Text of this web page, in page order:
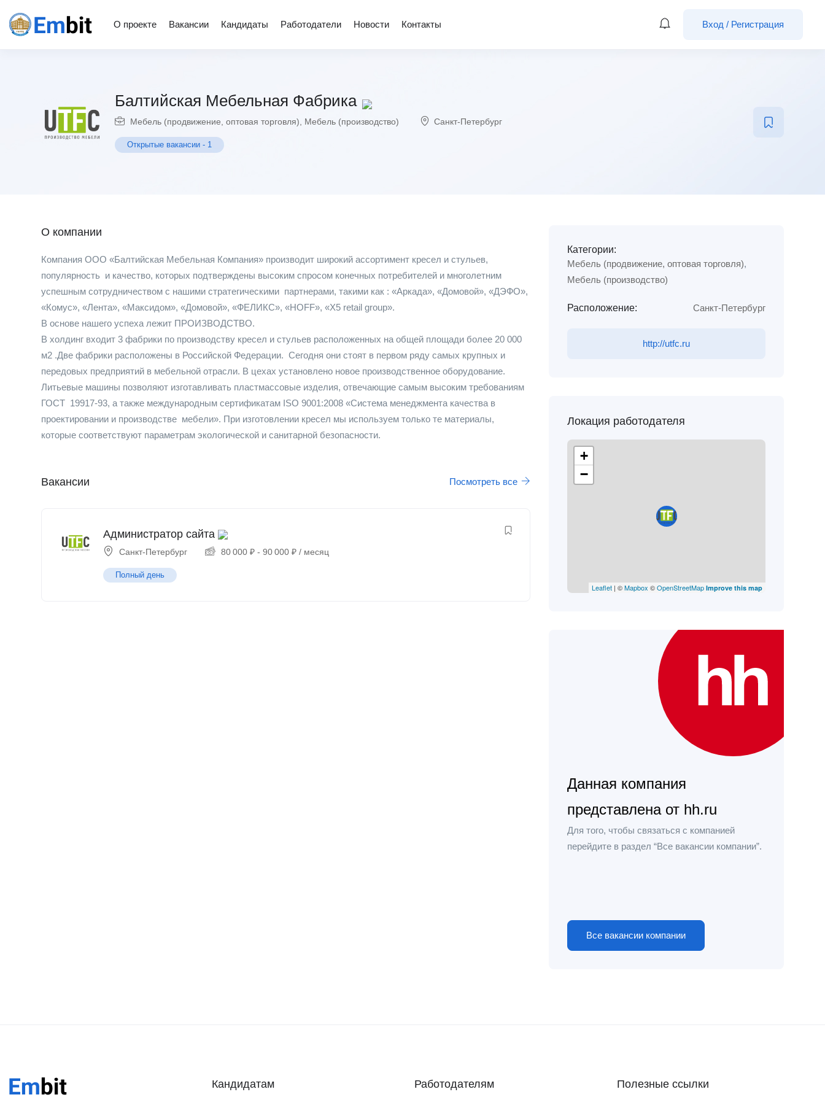
О проекте Вакансии Кандидаты Работодатели Новости Контакты Вход / Регистрация
Балтийская Мебельная Фабрика
Мебель (продвижение, оптовая торговля) Мебель (производство) Санкт-Петербург
Открытые вакансии - 1
О компании
Компания ООО «Балтийская Мебельная Компания» производит широкий ассортимент кресел и стульев,
популярность и качество, которых подтверждены высоким спросом конечных потребителей и многолетним
успешным сотрудничеством с нашими стратегическими партнерами, такими как : «Аркада», «Домовой», «ДЭФО»,
«Комус», «Лента», «Максидом», «Домовой», «ФЕЛИКС», «HOFF», «Х5 retail group».
В основе нашего успеха лежит ПРОИЗВОДСТВО.
В холдинг входит 3 фабрики по производству кресел и стульев расположенных на общей площади более 20 000
м2 .Две фабрики расположены в Российской Федерации. Сегодня они стоят в первом ряду самых крупных и
передовых предприятий в мебельной отрасли. В цехах установлено новое производственное оборудование.
Литьевые машины позволяют изготавливать пластмассовые изделия, отвечающие самым высоким требованиям
ГОСТ 19917-93, а также международным сертификатам ISO 9001:2008 «Система менеджмента качества в
проектировании и производстве мебели». При изготовлении кресел мы используем только те материалы,
которые соответствуют параметрам экологической и санитарной безопасности.
Вакансии Посмотреть все
Администратор сайта
Санкт-Петербург 80 000 ₽ - 90 000 ₽ / месяц
Полный день
Категории:
Мебель (продвижение, оптовая торговля),
Мебель (производство)
Расположение: Санкт-Петербург
http://utfc.ru
Локация работодателя
+
−
Leaflet| ©Mapbox ©OpenStreetMap Improve this map
Данная компания
представлена от hh.ru
Для того, чтобы связаться с компанией
перейдите в раздел “Все вакансии компании”.
Все вакансии компании
Кандидатам Работодателям Полезные ссылки